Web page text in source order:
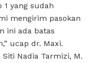
1 yang sudah
mengirim pasokan
ini ada batas
ucap dr. Maxi.
Siti Nadia Tarmizi, M.